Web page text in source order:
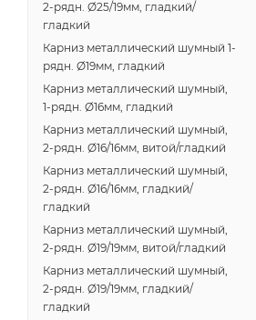
2-рядн. Ø25/19мм, гладкий/
гладкий
Карниз металлический шумный 1-
рядн. Ø19мм, гладкий
Карниз металлический шумный,
1-рядн. Ø16мм, гладкий
Карниз металлический шумный,
2-рядн. Ø16/16мм, витой/гладкий
Карниз металлический шумный,
2-рядн. Ø16/16мм, гладкий/
гладкий
Карниз металлический шумный,
2-рядн. Ø19/19мм, витой/гладкий
Карниз металлический шумный,
2-рядн. Ø19/19мм, гладкий/
гладкий